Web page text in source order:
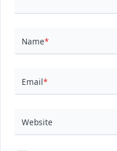
Name*
Email*
Website